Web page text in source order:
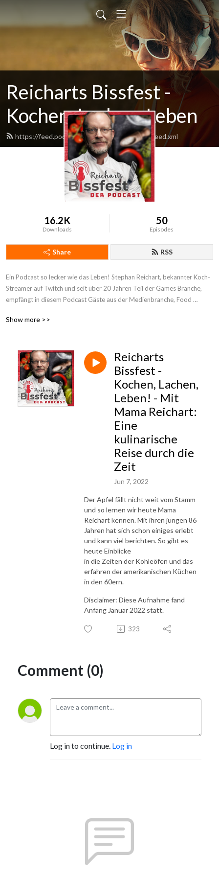
Reicharts Bissfest -
Kochen, Lachen, Leben
https://feed.podbean.com/reichartsbissfest/feed.xml
16.2K
Downloads
50
Episodes
Share RSS
Ein Podcast so lecker wie das Leben! Stephan Reichart, bekannter Koch-
Streamer auf Twitch und seit über 20 Jahren Teil der Games Branche,
empfängt in diesem Podcast Gäste aus der Medienbranche, Food
Restaurants vor oder testet neue Zutaten. Ein Podcast so lecker, lustig,
Show more >>
Reicharts
Bissfest -
Kochen, Lachen,
Leben! - Mit
Mama Reichart:
Eine
kulinarische
Reise durch die
Zeit
Jun 7, 2022
Der Apfel fällt nicht weit vom Stamm
und so lernen wir heute Mama
Reichart kennen. Mit ihren jungen 86
Jahren hat sich schon einiges erlebt
und kann viel berichten. So gibt es
heute Einblicke
in die Zeiten der Kohleöfen und das
erfahren der amerikanischen Küchen
in den 60ern.
Disclaimer: Diese Aufnahme fand
Anfang Januar 2022 statt.
323
Comment (0)
Log in to continue. Log in